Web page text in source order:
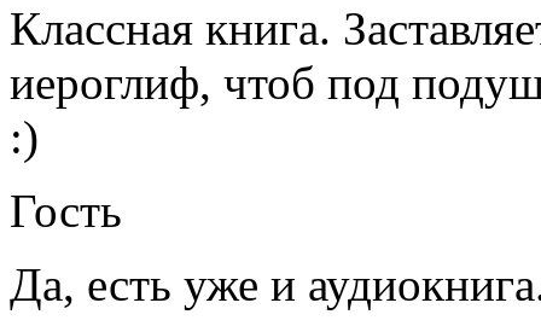
Классная книга.
иероглиф, чтоб под
:)
Гость
Да, есть уже и